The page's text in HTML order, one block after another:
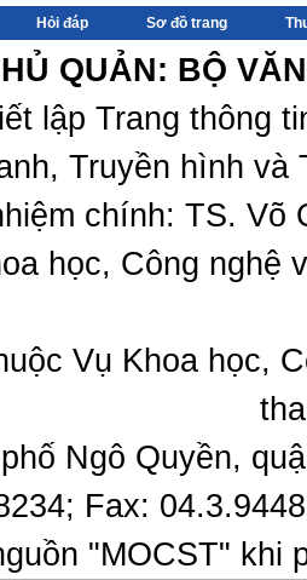
Hỏi đáp Sơ đồ trang
QUẢN: BỘ
lập Trang thông
Truyền hình
chính: TS.
học, Công nghệ
Vụ Khoa học,
Ngô Quyền,
Fax:
"MOCST" khi